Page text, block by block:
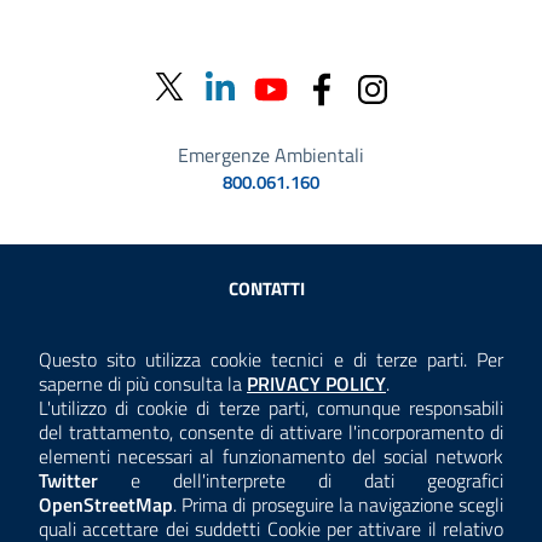
Questo sito utilizza cookie tecnici e di terze parti. Per
saperne di più consulta la Consulta la
PRIVACY POLICY.
L'utilizzo di cookie di terze parti, comunque responsabili
del trattamento, consente di attivare l'incorporamento di
elementi necessari al funzionamento del social network
Twitter e dell'interprete di dati geografici
OpenStreetMap. Prima di proseguire la navigazione scegli
quali accettare dei suddetti Cookie per attivare il relativo
Emergenze Ambientali
800.061.160
Sezione Link Utili
CONTATTI
ANTICORRUZIONE
ACCESSIBILITÀ
COOKIE E PRIVACY
TEMI A-Z